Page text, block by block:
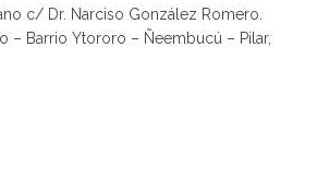
c/ Dr. Narciso González Romero.
– Barrio Ytororo – Ñeembucú – Pilar,